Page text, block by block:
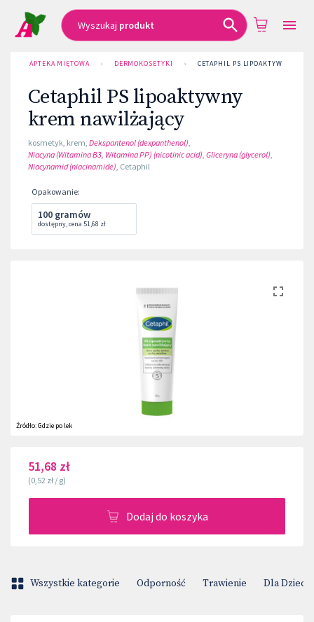
Wyszukaj produkt
APTEKA MIĘTOWA › DERMOKOSETYKI › CETAPHIL PS LIPOAKTYWNY
Cetaphil PS lipoaktywny
krem nawilżający
kosmetyk, krem, Dekspantenol (dexpanthenol),
Niacyna (Witamina B3, Witamina PP) (nicotinic acid), Gliceryna (glycerol),
Niacynamid (niacinamide), Cetaphil
Opakowanie:
100 gramów
dostępny,cena 51,68 zł
Źródło:Gdzie po lek
51,68 zł
(0,52 zł / g)
Dodaj do koszyka
Wszystkie kategorie Odporność Trawienie Dla Dzieci